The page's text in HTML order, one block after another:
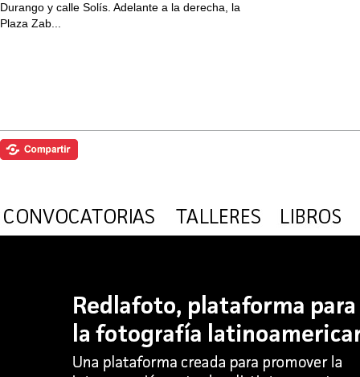
Durango y calle Solís. Adelante a la derecha, la
Plaza Zab...